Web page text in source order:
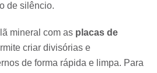
de silêncio.
mineral com as placas de
criar divisórias e
de forma rápida e limpa. Para